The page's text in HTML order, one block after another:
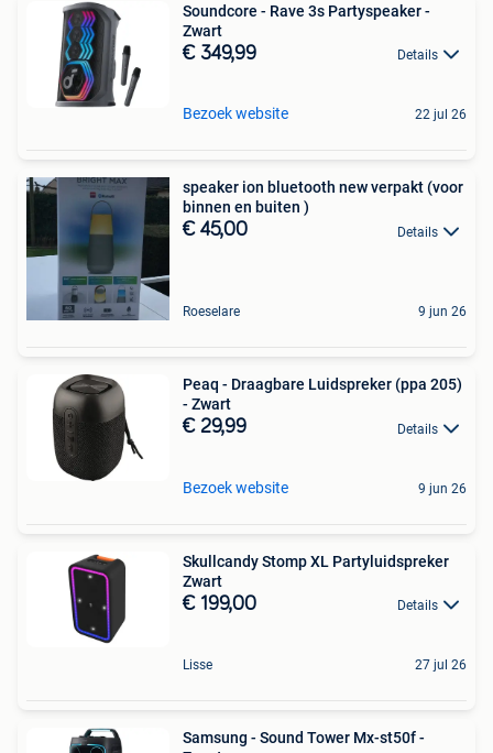
Soundcore - Rave 3s Partyspeaker -
Zwart
€ 349,99 Details
Bezoek website 22 jul 26
speaker ion bluetooth new verpakt (voor
binnen en buiten )
€ 45,00 Details
Roeselare 9 jun 26
Peaq - Draagbare Luidspreker (ppa 205)
- Zwart
€ 29,99 Details
Bezoek website 9 jun 26
Skullcandy Stomp XL Partyluidspreker
Zwart
€ 199,00 Details
Lisse 27 jul 26
Samsung - Sound Tower Mx-st50f -